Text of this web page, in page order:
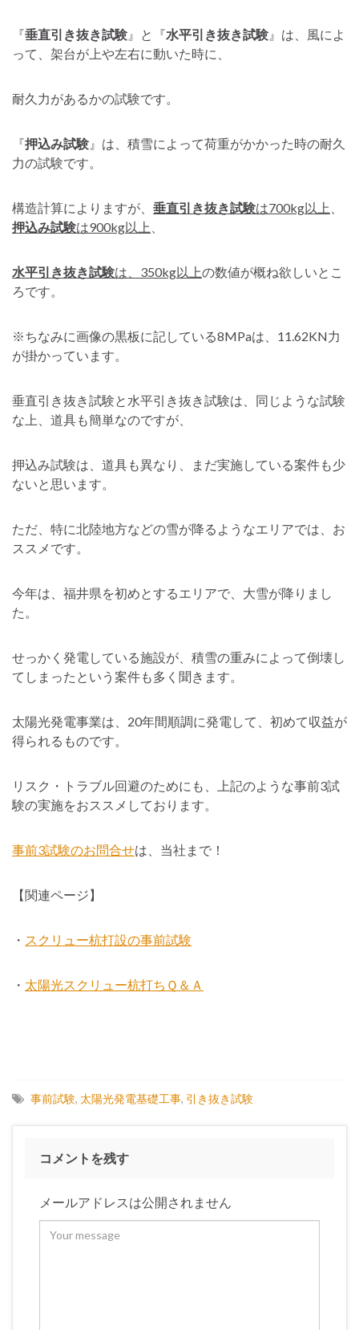
『垂直引き抜き試験 』と『水平引き抜き試験 』は、風によ
って、架台が上や左右に動いた時に、
耐久力があるかの試験です。
『押込み試験 』は、積雪によって荷重がかかった時の耐久
力の試験です。
構造計算によりますが、 垂直引き抜き試験は700kg以上
押込み試験は900kg以上
水平引き抜き試験は、350kg以上の数値が概ね欲しいとこ
ろです。
※ちなみに画像の黒板に記している8MPaは、11.62KN力
が掛かっています。
垂直引き抜き試験と水平引き抜き試験は、同じような試験
な上、道具も簡単なのですが、
押込み試験は、道具も異なり、まだ実施している案件も少
ないと思います。
ただ、特に北陸地方などの雪が降るようなエリアでは、お
ススメです。
今年は、福井県を初めとするエリアで、大雪が降りまし
た。
せっかく発電している施設が、積雪の重みによって倒壊し
てしまったという案件も多く聞きます。
太陽光発電事業は、20年間順調に発電して、初めて収益が
得られるものです。
リスク・トラブル回避のためにも、上記のような事前3試
験の実施をおススメしております。
事前3試験のお問合せは、当社まで！
【関連ページ】
・ スクリュー杭打設の事前試験
・ 太陽光スクリュー杭打ちＱ＆Ａ
事前試験, 太陽光発電基礎工事, 引き抜き試験
コメントを残す
メールアドレスは公開されません